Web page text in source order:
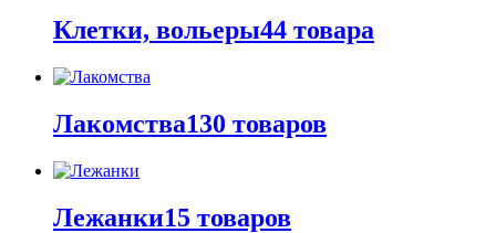
Клетки, вольеры44 товара
Лакомства130 товаров
Лежанки15 товаров